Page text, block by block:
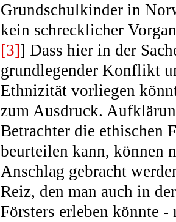
Grundschulkinder in
kein schrecklicher
[3]] Dass hier in der
grundlegender Konflikt
Ethnizität vorliegen
zum Ausdruck.
Betrachter die ethischen
beurteilen kann, können
Anschlag gebracht
Reiz, den man auch in
Försters erleben könnte -